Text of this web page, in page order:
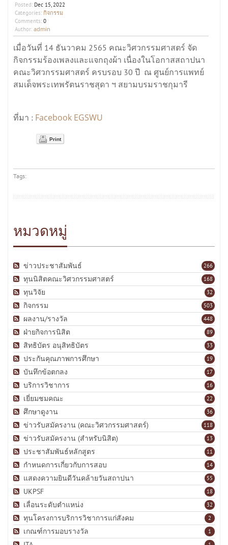
Posted: Dec 15, 2022
Categories: กิจกรรม
Comments: 0
Author: admin
เมื่อวันที่ 14 ธันวาคม 2565 คณะวิศวกรรมศาสตร์ จัด
กิจกรรม​ร้องเพลงและแจกถุงผ้า เนื่องในโอกาสสถาปนา
คณะวิศวกรรมศาสตร์ ครบรอบ 30 ปี ณ ศูนย์การแพทย์
สมเด็จพระเทพรัตนราชสุดา ฯ สยามบรมราชกุมารี
ที่มา : Facebook EGSWU
Print
Tags:
หมวดหมู่
266
ข่าวประชาสัมพันธ์
168
ทุนนิสิตคณะวิศวกรรมศาสตร์
32
ทุนวิจัย
503
กิจกรรม
448
ผลงาน/รางวัล
89
ฝ่ายกิจการนิสิต
33
สิทธิบัตร อนุสิทธิบัตร
19
ประกันคุณภาพการศึกษา
17
บันทึกข้อตกลง
16
บริการวิชาการ
22
เยี่ยมชมคณะ
36
ศึกษาดูงาน
118
ข่าวรับสมัครงาน (คณะวิศวกรรมศาสตร์)
13
ข่าวรับสมัครงาน (สำหรับนิสิต)
11
ประชาสัมพันธ์หลักสูตร
14
กำหนดการเกี่ยวกับการสอบ
55
แสดงความยินดีวันคล้ายวันสถาปนา
18
UKPSF
32
เลื่อนระดับตำแหน่ง
2
ทุนโครงการบริการวิชาการแก่สังคม
1
เกณฑ์การมอบรางวัล